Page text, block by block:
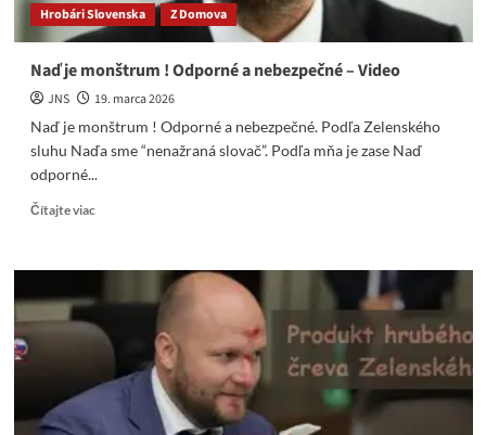
Hrobári Slovenska Z Domova
Naď je monštrum ! Odporné a nebezpečné – Video
JNS
19. marca 2026
Naď je monštrum ! Odporné a nebezpečné. Podľa Zelenského
sluhu Naďa sme “nenažraná slovač”. Podľa mňa je zase Naď
odporné...
Čítajte viacRead
Naď
monštrum
!
nebezpečné